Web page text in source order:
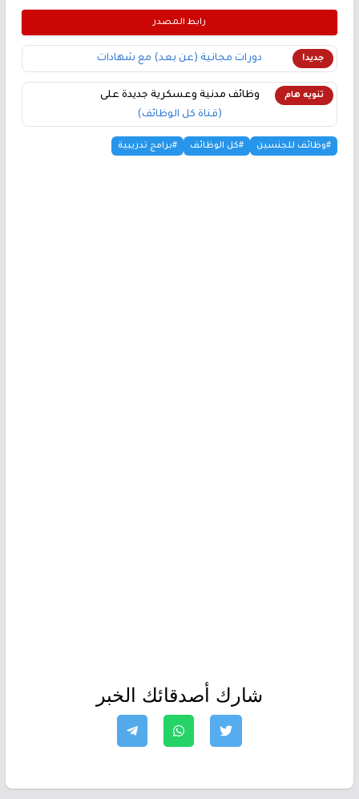
رابط المصدر
جديد! دورات مجانية (عن بعد) مع شهادات
تنويه هام
وظائف مدنية وعسكرية جديدة على
(قناة كل الوظائف)
#وظائف للجنسين #كل الوظائف #برامج تدريبية
شارك أصدقائك الخبر